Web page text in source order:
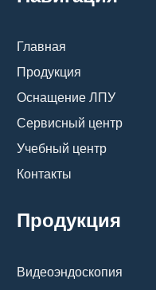
Главная
Продукция
Оснащение ЛПУ
Сервисный центр
Учебный центр
Контакты
Продукция
Видеоэндоскопия